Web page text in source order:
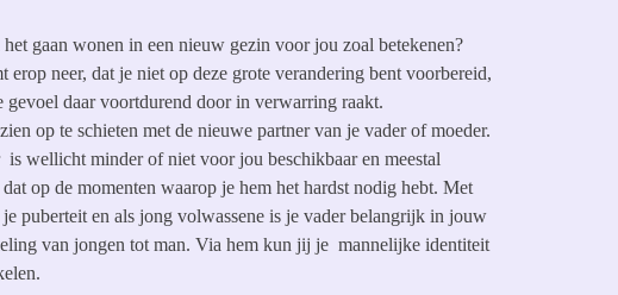
het gaan wonen in een nieuw gezin voor jou zoal betekenen?
erop neer, dat je niet op deze grote verandering bent voorbereid,
gevoel daar voortdurend door in verwarring raakt.
op te schieten met de nieuwe partner van je vader of moeder.
is wellicht minder of niet voor jou beschikbaar en meestal
dat op de momenten waarop je hem het hardst nodig hebt. Met
puberteit en als jong volwassene is je vader belangrijk in jouw
van jongen tot man. Via hem kun jij je mannelijke identiteit